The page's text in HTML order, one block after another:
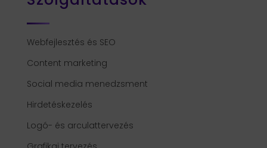
Webfejlesztés és SEO
Content marketing
Social media menedzsment
Hirdetéskezelés
Logó- és arculattervezés